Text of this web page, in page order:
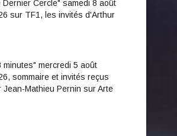
Dernier Cercle" samedi 8 août
sur TF1, les invités d'Arthur
minutes" mercredi 5 août
sommaire et invités reçus
Jean-Mathieu Pernin sur Arte